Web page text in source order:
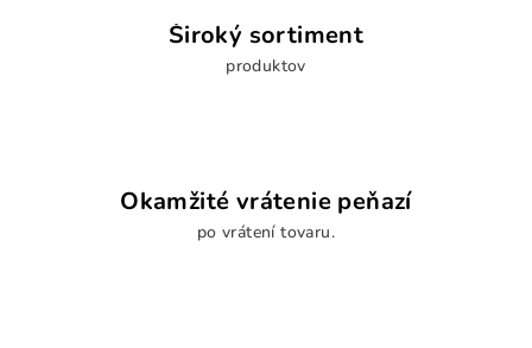
Široký sortiment
produktov
Okamžité vrátenie peňazí
po vrátení tovaru.